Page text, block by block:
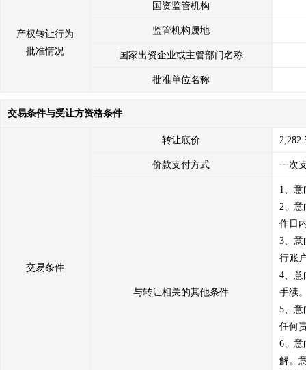
产权转让行为
批准情况
国资监管机构
监管机构属地
国家出资企业或主管部门名称
批准单位名称
交易条件与受让方资格条件
交易条件
转让底价
价款支付方式 一次
与转让相关的其他条件
1、
2、意
作日
3、意
行账
4、意
手续
5、意
任何
6、意
解。